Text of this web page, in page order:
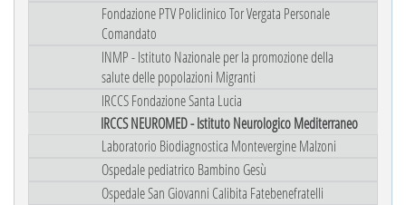
Fondazione PTV Policlinico Tor Vergata Personale
Comandato
INMP - Istituto Nazionale per la promozione della
salute delle popolazioni Migranti
IRCCS Fondazione Santa Lucia
IRCCS NEUROMED - Istituto Neurologico Mediterraneo
Laboratorio Biodiagnostica Montevergine Malzoni
Ospedale pediatrico Bambino Gesù
Ospedale San Giovanni Calibita Fatebenefratelli